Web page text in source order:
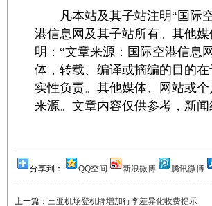
凡本站及其子站注明“国际空
港信息网及其子站所有。其他
明：“文章来源：国际空港信息
体，转载、编译或摘编的目的
实性负责。其他媒体、网站或
来源。文章内容仅供参考，新闻
分享到： QQ空间 新浪微博 腾讯微博
上一篇： 三亚机场登机牌增加行李差异化收费提示